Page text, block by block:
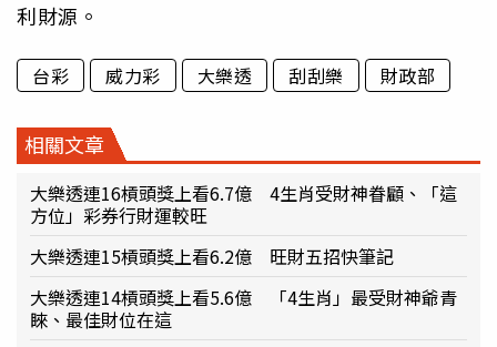
利財源。
台彩 威力彩 大樂透 刮刮樂 財政部
相關文章
大樂透連16槓頭獎上看6.7億 4生肖受財神眷顧、「這
方位」彩券行財運較旺
大樂透連15槓頭獎上看6.2億 旺財五招快筆記
大樂透連14槓頭獎上看5.6億 「4生肖」最受財神爺青
睞、最佳財位在這